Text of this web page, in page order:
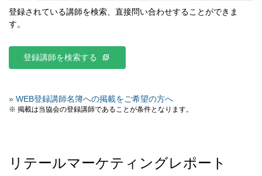
登録されている講師を検索、直接問い合わせすることができま
す。
登録講師を検索する
» WEB登録講師名簿への掲載をご希望の方へ
※ 掲載は当協会の登録講師であることが条件となります。
リテールマーケティングレポート